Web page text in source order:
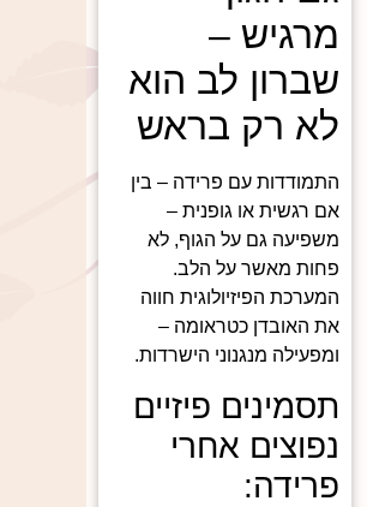
מרגיש –
שברון לב הוא
לא רק בראש
התמודדות עם פרידה – בין
אם רגשית או גופנית –
משפיעה גם על הגוף, לא
פחות מאשר על הלב.
המערכת הפיזיולוגית חווה
את האובדן כטראומה –
ומפעילה מנגנוני הישרדות.
תסמינים פיזיים
נפוצים אחרי
פרידה: